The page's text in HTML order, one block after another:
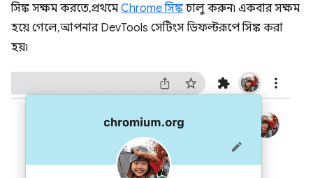
সিঙ্ক সক্ষম করতে, প্রথমে Chrome সিঙ্ক চালু করুন৷ একবার সক্ষম
হয়ে গেলে, আপনার DevTools সেটিংস ডিফল্টরূপে সিঙ্ক করা
হয়৷